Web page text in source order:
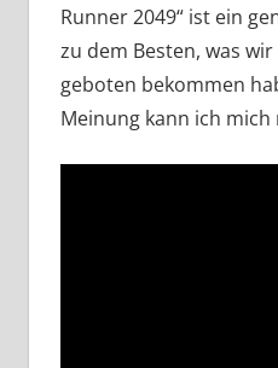
Runner 2049“ ist ein
zu dem Besten, was
geboten bekommen
Meinung kann ich